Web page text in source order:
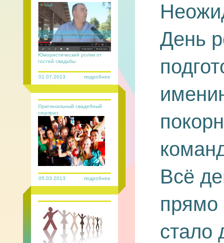
01.07.2013 подробнее
Юмористический ролик от
гостей свадьбы
05.03.2013 подробнее
Оригинальный свадебный
сюрприз
День
Всё
прямо
стало